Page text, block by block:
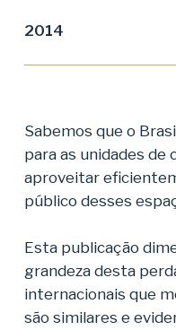
2014
Sabemos que o
para as unidades de
aproveitar
público desses
Esta publicação
grandeza desta
internacionais que
são similares e